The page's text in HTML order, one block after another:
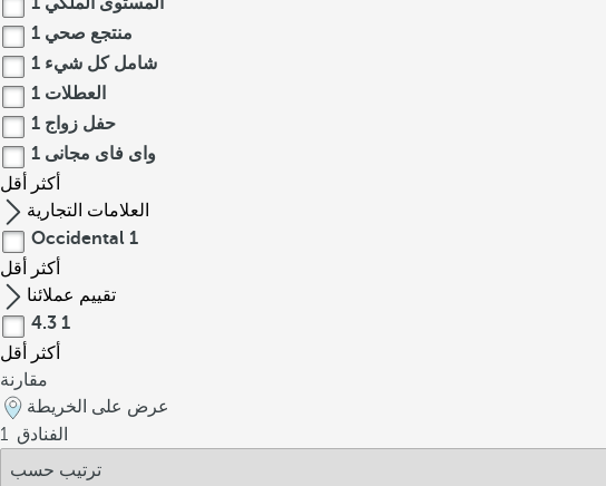
منتجع صحي 1
شامل كل شيء 1
العطلات 1
حفل زواج 1
واى فاى مجانى 1
أكثر
أقل
العلامات التجارية
Occidental 1
أكثر
أقل
تقييم عملائنا
4.3 1
أكثر
أقل
مقارنة
عرض على الخريطة
1 الفنادق